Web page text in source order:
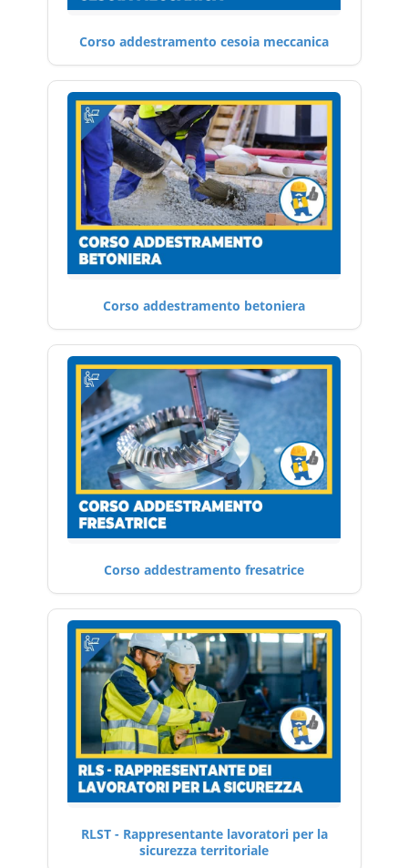
Corso addestramento cesoia meccanica
Corso addestramento betoniera
Corso addestramento fresatrice
RLST - Rappresentante lavoratori per la
sicurezza territoriale